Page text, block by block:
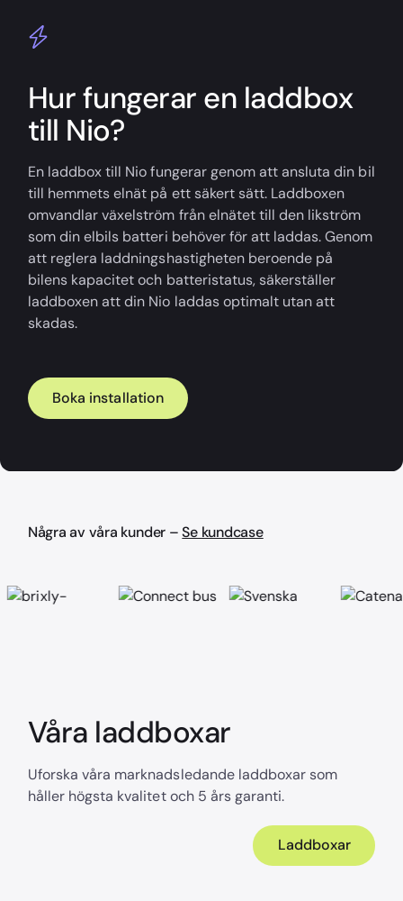
Hur fungerar en laddbox
till Nio?
En laddbox till Nio fungerar genom att ansluta din bil
till hemmets elnät på ett säkert sätt. Laddboxen
omvandlar växelström från elnätet till den likström
som din elbils batteri behöver för att laddas. Genom
att reglera laddningshastigheten beroende på
bilens kapacitet och batteristatus, säkerställer
laddboxen att din Nio laddas optimalt utan att
skadas.
Boka installation
Några av våra kunder –Se kundcase
Våra laddboxar
Uforska våra marknadsledande laddboxar som
håller högsta kvalitet och 5 års garanti.
Laddboxar